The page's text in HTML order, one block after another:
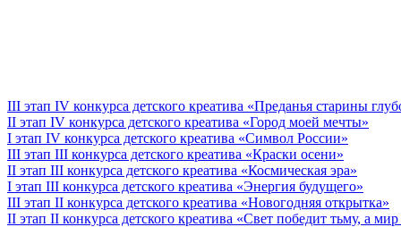
III этап IV конкурса детского креатива «Преданья старины
II этап IV конкурса детского креатива «Город моей мечты»
I этап IV конкурса детского креатива «Символ России»
III этап III конкурса детского креатива «Краски осени»
II этап III конкурса детского креатива «Космическая эра»
I этап III конкурса детского креатива «Энергия будущего»
III этап II конкурса детского креатива «Новогодняя открытка»
II этап II конкурса детского креатива «Свет победит тьму, а